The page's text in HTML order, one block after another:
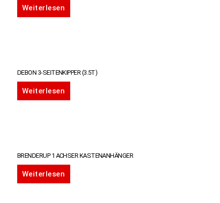
Weiterlesen
DEBON 3-SEITENKIPPER (3.5T)
Weiterlesen
BRENDERUP 1 ACHSER KASTENANHÄNGER
Weiterlesen